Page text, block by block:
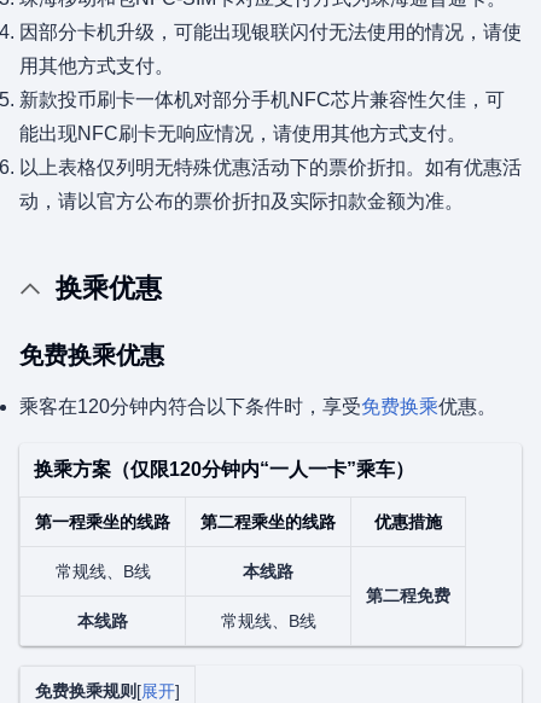
因部分卡机升级，可能出现银联闪付无法使用的情况，请使
用其他方式支付。
新款投币刷卡一体机对部分手机NFC芯片兼容性欠佳，可
能出现NFC刷卡无响应情况，请使用其他方式支付。
以上表格仅列明无特殊优惠活动下的票价折扣。如有优惠活
动，请以官方公布的票价折扣及实际扣款金额为准。
换乘优惠
免费换乘优惠
乘客在120分钟内符合以下条件时，享受免费换乘优惠。
换乘方案（仅限120分钟内“一人一卡”乘车）
第一程乘坐的线路 第二程乘坐的线路 优惠措施
常规线、B线
本线路
第二程免费
本线路
常规线、B线
展开
免费换乘规则